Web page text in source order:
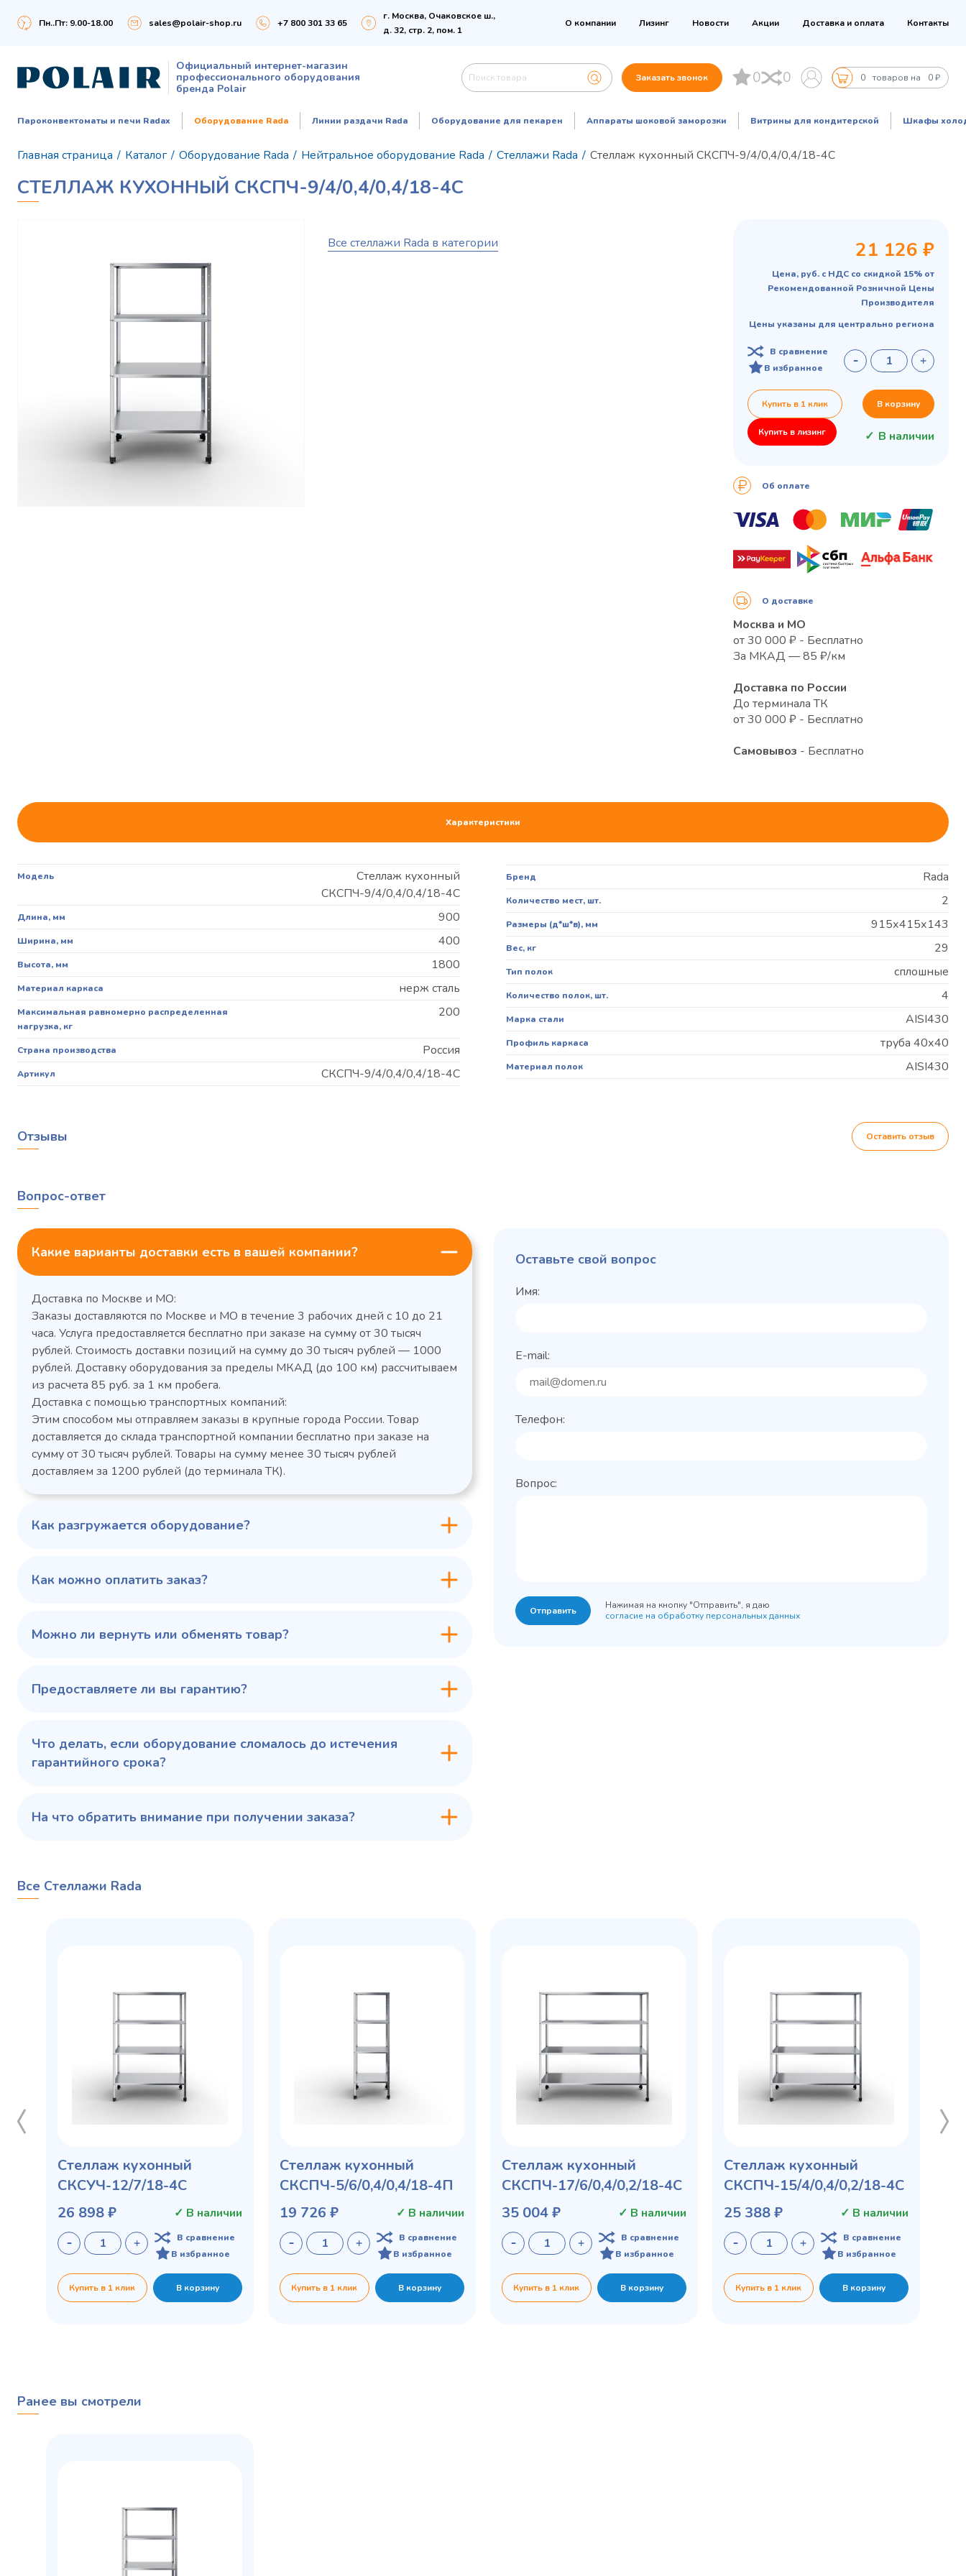
Пн..Пт: 9.00-18.00 sales@polair-shop.ru +7 800 301 33 65
г. Москва, Очаковское ш.,
д. 32, стр. 2, пом. 1
О компании Лизинг Новости Акции Доставка и оплата Контакты
Официальный интернет-магазин
профессионального оборудования
бренда Polair
Заказать звонок 0 0 0 товаров на 0 ₽
Пароконвектоматы и печи Radax Оборудование Rada Линии раздачи Rada Оборудование для пекарен Аппараты шоковой заморозки Витрины для кондитерской Шкафы
Главная страница / Каталог / Оборудование Rada / Нейтральное оборудование Rada / Стеллажи Rada / Стеллаж кухонный СКСПЧ-9/4/0,4/0,4/18-4С
СТЕЛЛАЖ КУХОННЫЙ СКСПЧ-9/4/0,4/0,4/18-4С
Все стеллажи Rada в категории 21 126 ₽
Цена, руб. с НДС со скидкой 15% от
Рекомендованной Розничной Цены
Производителя
Цены указаны для центрально региона
В сравнение
В избранное
Купить в 1 клик В корзину
Купить в лизинг В наличии
Об оплате
О доставке
Москва и МО
от 30 000 ₽ - Бесплатно
За МКАД — 85 ₽/км
Доставка по России
До терминала ТК
от 30 000 ₽ - Бесплатно
Самовывоз - Бесплатно
Характеристики
Модель
Стеллаж кухонный
СКСПЧ-9/4/0,4/0,4/18-4С
Длина, мм 900
Ширина, мм 400
Высота, мм 1800
Материал каркаса нерж сталь
Максимальная равномерно распределенная
нагрузка, кг
200
Страна производства Россия
Артикул СКСПЧ-9/4/0,4/0,4/18-4С
Бренд Rada
Количество мест, шт. 2
Размеры (д*ш*в), мм 915х415х143
Вес, кг 29
Тип полок сплошные
Количество полок, шт. 4
Марка стали AISI430
Профиль каркаса труба 40х40
Материал полок AISI430
Холодильный шкаф Polair
CM105-G из нержавеющей
стали
Расход
электроэнергии за
сутки, кВт/ч, не
3,5
размеры (Д х Ш х В),
режим, °C
100 343 ₽ ✓ В наличии
Холодильный стол Polair
TM2-G
среднетемпературный
Артикул 1050421d
Габаритные
размеры (Д х Ш х В),
мм
1200x605x850/91
0
Серия столов
Grande -
102 797 ₽ ✓ В наличии
Холодильный
Polair ШХФ-0,2
Расход
Габаритные
60 775 ₽
Отзывы Оставить отзыв
Вопрос-ответ
Какие варианты доставки есть в вашей компании?
Доставка по Москве и МО:
Заказы доставляются по Москве и МО в течение 3 рабочих дней с 10 до 21
часа. Услуга предоставляется бесплатно при заказе на сумму от 30 тысяч
рублей. Стоимость доставки позиций на сумму до 30 тысяч рублей — 1000
рублей. Доставку оборудования за пределы МКАД (до 100 км) рассчитываем
из расчета 85 руб. за 1 км пробега.
Доставка с помощью транспортных компаний:
Этим способом мы отправляем заказы в крупные города России. Товар
доставляется до склада транспортной компании бесплатно при заказе на
сумму от 30 тысяч рублей. Товары на сумму менее 30 тысяч рублей
доставляем за 1200 рублей (до терминала ТК).
Как разгружается оборудование?
Как можно оплатить заказ?
Можно ли вернуть или обменять товар?
Предоставляете ли вы гарантию?
Что делать, если оборудование сломалось до истечения
гарантийного срока?
На что обратить внимание при получении заказа?
Оставьте свой вопрос
Имя:
E-mail:
Телефон:
Вопрос:
Отправить
Нажимая на кнопку "Отправить", я даю
согласие на обработку персональных данных
Все Стеллажи Rada
Стеллаж кухонный
СКСУЧ-12/7/18-4С
26 898 ₽
✓ В наличии
В сравнение
В избранное
Купить в 1 клик В корзину
Стеллаж кухонный
СКСПЧ-5/6/0,4/0,4/18-4П
19 726 ₽
✓ В наличии
В сравнение
В избранное
Купить в 1 клик В корзину
Стеллаж кухонный
СКСПЧ-17/6/0,4/0,2/18-4С
35 004 ₽
✓ В наличии
В сравнение
В избранное
Купить в 1 клик В корзину
Стеллаж кухонный
СКСПЧ-15/4/0,4/0,2/18-4С
25 388 ₽
✓ В наличии
В сравнение
В избранное
Купить в 1 клик В корзину
Ранее вы смотрели